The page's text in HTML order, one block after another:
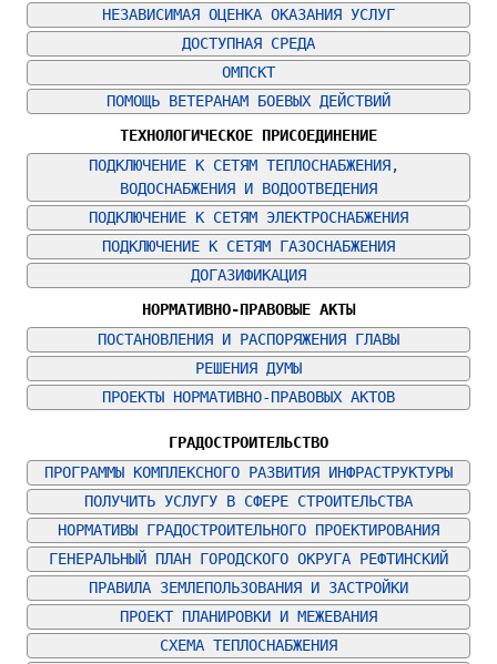
НЕЗАВИСИМАЯ ОЦЕНКА ОКАЗАНИЯ УСЛУГ
ДОСТУПНАЯ СРЕДА
ОМПСКТ
ПОМОЩЬ ВЕТЕРАНАМ БОЕВЫХ ДЕЙСТВИЙ
ТЕХНОЛОГИЧЕСКОЕ ПРИСОЕДИНЕНИЕ
ПОДКЛЮЧЕНИЕ К СЕТЯМ ТЕПЛОСНАБЖЕНИЯ,
ВОДОСНАБЖЕНИЯ И ВОДООТВЕДЕНИЯ
ПОДКЛЮЧЕНИЕ К СЕТЯМ ЭЛЕКТРОСНАБЖЕНИЯ
ПОДКЛЮЧЕНИЕ К СЕТЯМ ГАЗОСНАБЖЕНИЯ
ДОГАЗИФИКАЦИЯ
НОРМАТИВНО-ПРАВОВЫЕ АКТЫ
ПОСТАНОВЛЕНИЯ И РАСПОРЯЖЕНИЯ ГЛАВЫ
РЕШЕНИЯ ДУМЫ
ПРОЕКТЫ НОРМАТИВНО-ПРАВОВЫХ АКТОВ
ГРАДОСТРОИТЕЛЬСТВО
ПРОГРАММЫ КОМПЛЕКСНОГО РАЗВИТИЯ ИНФРАСТРУКТУРЫ
ПОЛУЧИТЬ УСЛУГУ В СФЕРЕ СТРОИТЕЛЬСТВА
НОРМАТИВЫ ГРАДОСТРОИТЕЛЬНОГО ПРОЕКТИРОВАНИЯ
ГЕНЕРАЛЬНЫЙ ПЛАН ГОРОДСКОГО ОКРУГА РЕФТИНСКИЙ
ПРАВИЛА ЗЕМЛЕПОЛЬЗОВАНИЯ И ЗАСТРОЙКИ
ПРОЕКТ ПЛАНИРОВКИ И МЕЖЕВАНИЯ
СХЕМА ТЕПЛОСНАБЖЕНИЯ